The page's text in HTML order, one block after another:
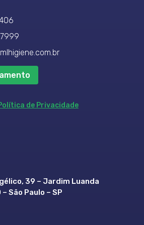
de Privacidade
39 – Jardim Luanda
São Paulo – SP